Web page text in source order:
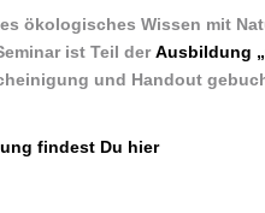
ökologisches Wissen mit
ist Teil derAusbildung
und Handout
findest Du hier